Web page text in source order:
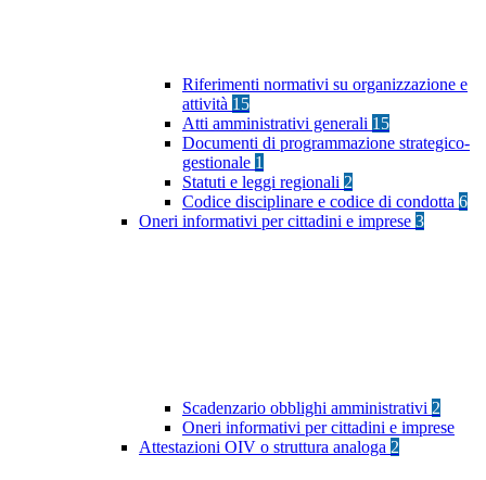
Riferimenti normativi su organizzazione e
attività 15
Atti amministrativi generali 15
Documenti di programmazione strategico-
gestionale 1
Statuti e leggi regionali 2
Codice disciplinare e codice di condotta 6
Oneri informativi per cittadini e imprese 3
Scadenzario obblighi amministrativi 2
Oneri informativi per cittadini e imprese
Attestazioni OIV o struttura analoga 2